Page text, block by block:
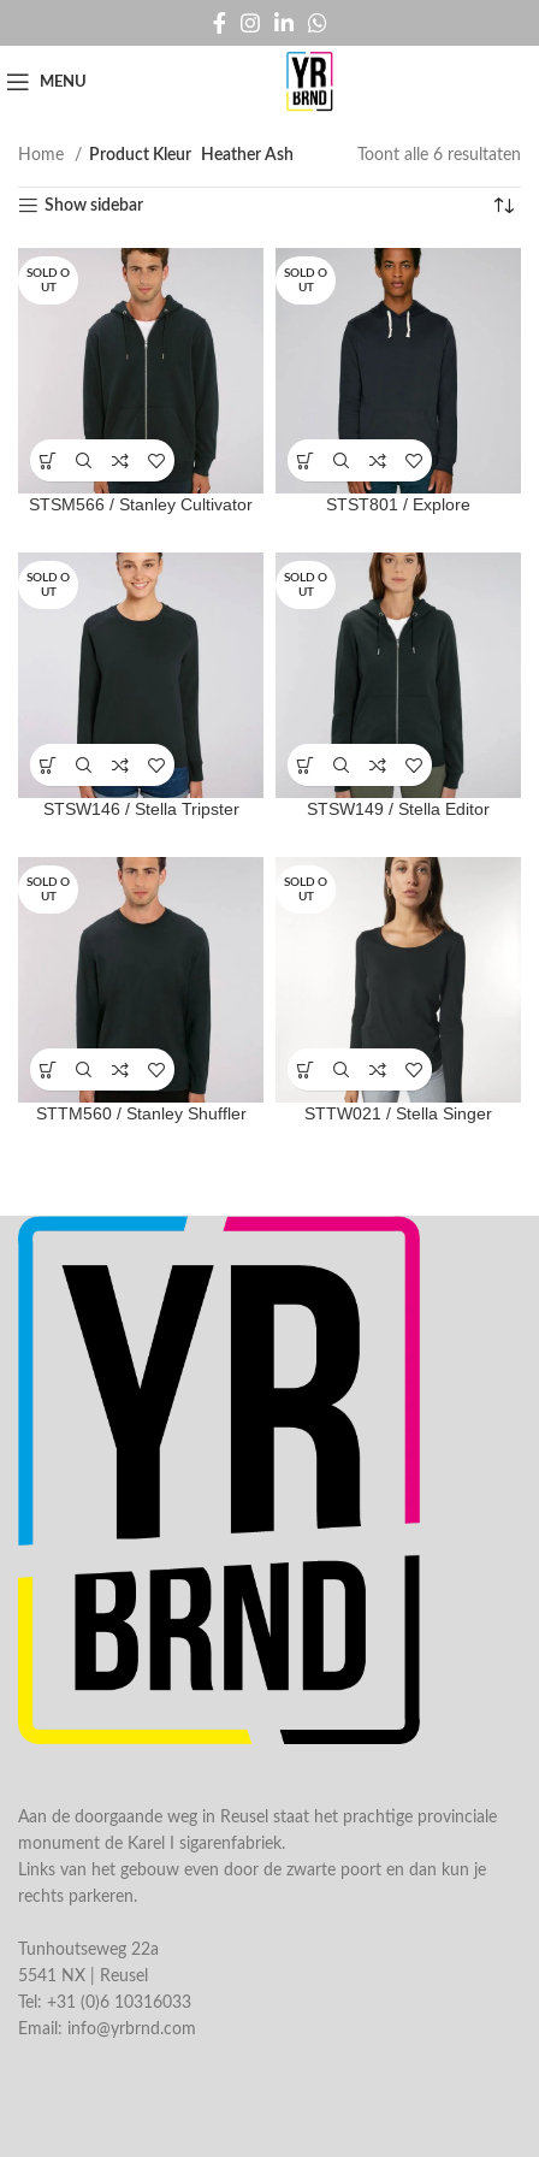
MENU
Home Product Kleur Heather Ash Toont alle 6 resultaten
Show sidebar
SOLD O
UT
STSM566 / Stanley Cultivator
SOLD O
UT
STST801 / Explore
SOLD O
UT
STSW146 / Stella Tripster
SOLD O
UT
STSW149 / Stella Editor
SOLD O
UT
STTM560 / Stanley Shuffler
SOLD O
UT
STTW021 / Stella Singer
Aan de doorgaande weg in Reusel staat het prachtige provinciale
monument de Karel I sigarenfabriek.
Links van het gebouw even door de zwarte poort en dan kun je
rechts parkeren.
Tunhoutseweg 22a
5541 NX | Reusel
Tel: +31 (0)6 10316033
Email: info@yrbrnd.com